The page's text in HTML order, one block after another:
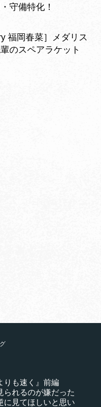
・守備特化！
福岡春菜］メダリス
のスペアラケット
りも速く』前編
られるのが嫌だった
に見てほしいと思い